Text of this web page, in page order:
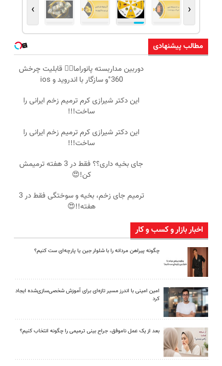
‹
›
مطالب پیشنهادی
دوربین مداربسته پانوراما👈🏻 قابلیت چرخش
360°و سازگار با اندروید و ios
این دکتر شیرازی کرم ترمیم زخم ایرانی را
ساخت!!!
این دکتر شیرازی کرم ترمیم زخم ایرانی را
ساخت!!!
جای بخیه داری؟؟ فقط در 3 هفته ترمیمش
کن!😍
ترمیم جای زخم، بخیه و سوختگی فقط در 3
هفته!!😍
اخبار بازار و کسب و کار
چگونه پیراهن مردانه را با شلوار جین یا پارچه‌ای ست کنیم؟
امین امینی با اندرز مسیر تازه‌ای برای آموزش شخصی‌سازی‌شده ایجاد
کرد
بعد از یک عمل ناموفق، جراح بینی ترمیمی را چگونه انتخاب کنیم؟